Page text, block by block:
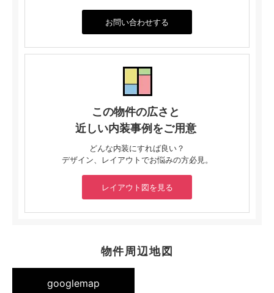
お問い合わせする
この物件の広さと
近しい内装事例をご用意
どんな内装にすれば良い？
デザイン、レイアウトでお悩みの方必見。
レイアウト図を見る
物件周辺地図
googlemap